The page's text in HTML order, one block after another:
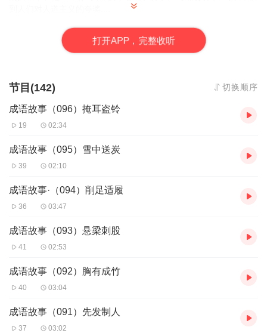
几乎都是依靠口口相传才流传下来，也因此不断地被人们加工和创
作。它反映了基层人民的生活，体现的是老百姓的愿望和理想，展
表现了民众对美好活的追求。作为一朵盛开的鲜花，以跨越时空的
幻想性吸引着我们，培养着我们的想象力。很多文豪，就是在幼年
时代受到民间故事的熏陶，从而创作了很多优秀的作品。民间故事
影响着一代又一代人，让我们在不知不觉中学会了做人的道理，感
打开APP，完整收听
节目(142) 切换顺序
成语故事（096）掩耳盗铃
19 02:34
成语故事（095）雪中送炭
39 02:10
成语故事·（094）削足适履
36 03:47
成语故事（093）悬梁刺股
41 02:53
成语故事（092）胸有成竹
40 03:04
成语故事（091）先发制人
37 03:02